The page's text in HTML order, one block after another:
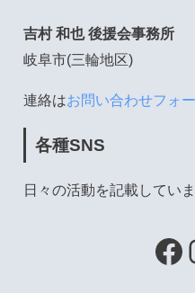
吉村 和也 後援会事務所
岐阜市(三輪地区)
連絡はお問い合わせフォ
各種SNS
日々の活動を記載してい